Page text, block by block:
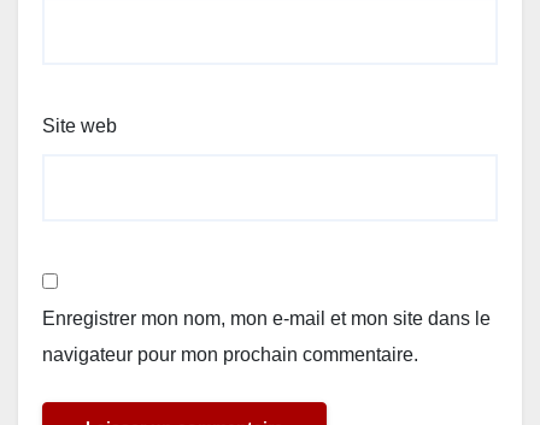
Site web
Enregistrer mon nom, mon e-mail et mon site dans le
navigateur pour mon prochain commentaire.